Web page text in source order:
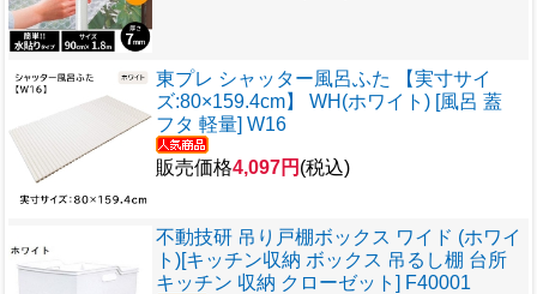
東プレ シャッター風呂ふた 【実寸サイ
ズ:80×159.4cm】 WH(ホワイト) [風呂 蓋
フタ 軽量] W16
販売価格4,097円 (税込)
不動技研 吊り戸棚ボックス ワイド (ホワイ
ト)[キッチン収納 ボックス 吊るし棚 台所
キッチン 収納 クローゼット] F40001